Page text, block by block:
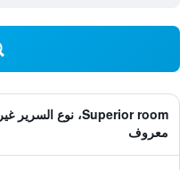
Superior room، نوع السرير غير
معروف